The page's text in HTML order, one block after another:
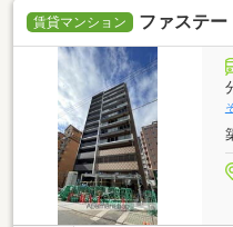
賃貸マンション ファステ